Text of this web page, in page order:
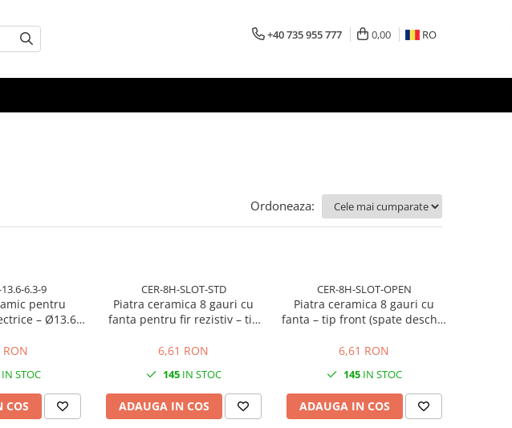
+40 735 955 777 0,00 RO
Ordoneaza:
6.3-9
pentru
– Ø13.6
9 mm
STOC
COS
CER-8H-SLOT-STD
Piatra ceramica 8 gauri cu
fanta pentru fir rezistiv – tip
6,61 RON
145IN STOC
ADAUGA IN COS
CER-8H-SLOT-OPEN
Piatra ceramica 8 gauri cu
fanta – tip front (spate deschis
6,61 RON
145IN STOC
ADAUGA IN COS